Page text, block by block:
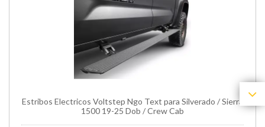
Estribos Electricos Voltstep Ngo Text para Silverado / Sierra
1500 19-25 Dob / Crew Cab